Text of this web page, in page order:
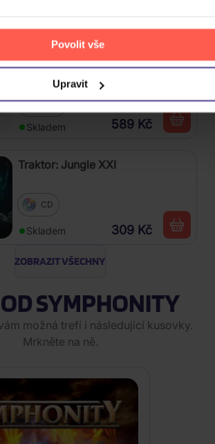
Povolit vše
Upravit
Linkin Park: From Zero (Coloured
Vinyl
Skladem 589 Kč
Traktor: Jungle XXI
CD
Skladem 309 Kč
ZOBRAZIT VŠECHNY
SYMPHONITY
možná trefí i následující kusovky.
Mrkněte na ně.